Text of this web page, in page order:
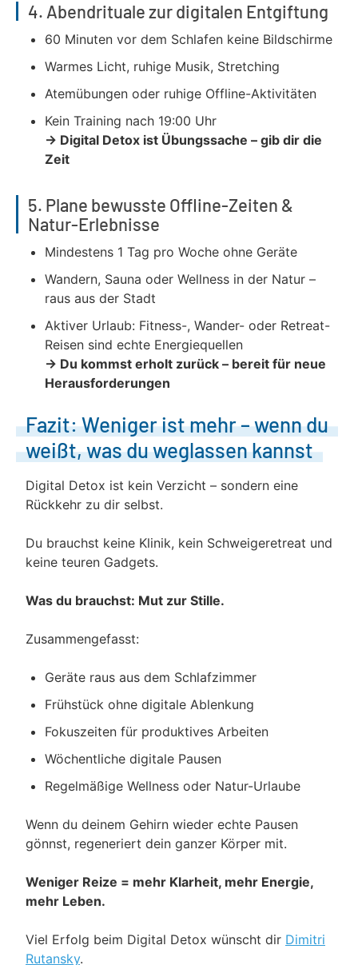
4. Abendrituale zur digitalen Entgiftung
60 Minuten vor dem Schlafen keine Bildschirme
Warmes Licht, ruhige Musik, Stretching
Atemübungen oder ruhige Offline-Aktivitäten
Kein Training nach 19:00 Uhr
→ Digital Detox ist Übungssache – gib dir die
Zeit
5. Plane bewusste Offline-Zeiten &
Natur-Erlebnisse
Mindestens 1 Tag pro Woche ohne Geräte
Wandern, Sauna oder Wellness in der Natur –
raus aus der Stadt
Aktiver Urlaub: Fitness-, Wander- oder Retreat-
Reisen sind echte Energiequellen
→ Du kommst erholt zurück – bereit für neue
Herausforderungen
Fazit: Weniger ist mehr – wenn du
weißt, was du weglassen kannst
Digital Detox ist kein Verzicht – sondern eine
Rückkehr zu dir selbst.
Du brauchst keine Klinik, kein Schweigeretreat und
keine teuren Gadgets.
Was du brauchst: Mut zur Stille.
Zusammengefasst:
Geräte raus aus dem Schlafzimmer
Frühstück ohne digitale Ablenkung
Fokuszeiten für produktives Arbeiten
Wöchentliche digitale Pausen
Regelmäßige Wellness oder Natur-Urlaube
Wenn du deinem Gehirn wieder echte Pausen
gönnst, regeneriert dein ganzer Körper mit.
Weniger Reize = mehr Klarheit, mehr Energie,
mehr Leben.
Viel Erfolg beim Digital Detox wünscht dir Dimitri
Rutansky.